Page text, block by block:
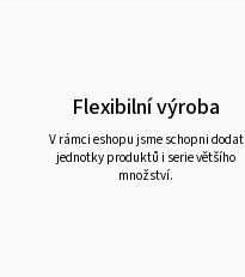
Flexibilní výroba
V rámci eshopu jsme schopni dodat
jednotky produktů i serie většího
množství.